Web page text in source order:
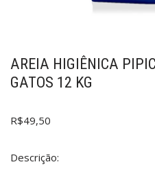
AREIA HIGIÊNICA
GATOS 12 KG
R$49,50
Descrição: